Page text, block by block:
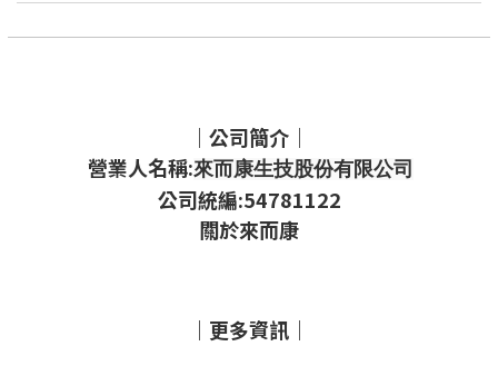
｜公司簡介｜
營業人名稱:來而康生技股份有限公司
公司統編:54781122
關於來而康
｜更多資訊｜